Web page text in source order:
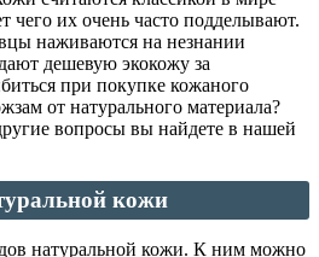
чего их очень часто подделывают.
наживаются на незнании
дешевую экокожу за
при покупке кожаного
от натурального материала?
вопросы вы найдете в нашей
кожи
натуральной кожи. К ним можно